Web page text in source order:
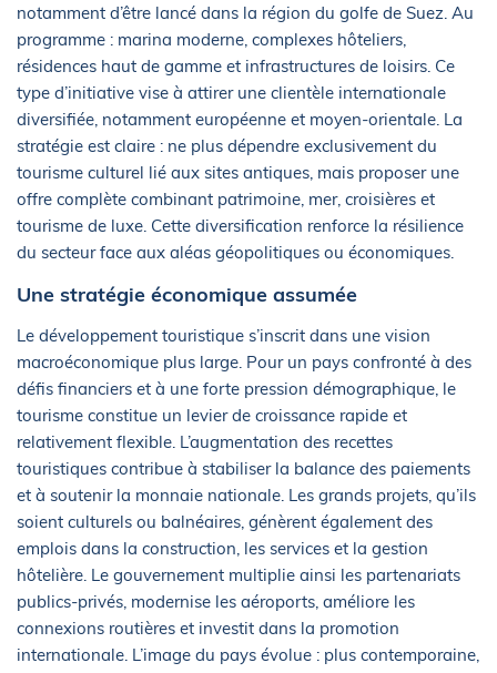
notamment d’être lancé dans la région du golfe de Suez. Au
programme : marina moderne, complexes hôteliers,
résidences haut de gamme et infrastructures de loisirs. Ce
type d’initiative vise à attirer une clientèle internationale
diversifiée, notamment européenne et moyen-orientale. La
stratégie est claire : ne plus dépendre exclusivement du
tourisme culturel lié aux sites antiques, mais proposer une
offre complète combinant patrimoine, mer, croisières et
tourisme de luxe. Cette diversification renforce la résilience
du secteur face aux aléas géopolitiques ou économiques.
Une stratégie économique assumée
Le développement touristique s’inscrit dans une vision
macroéconomique plus large. Pour un pays confronté à des
défis financiers et à une forte pression démographique, le
tourisme constitue un levier de croissance rapide et
relativement flexible. L’augmentation des recettes
touristiques contribue à stabiliser la balance des paiements
et à soutenir la monnaie nationale. Les grands projets, qu’ils
soient culturels ou balnéaires, génèrent également des
emplois dans la construction, les services et la gestion
hôtelière. Le gouvernement multiplie ainsi les partenariats
publics-privés, modernise les aéroports, améliore les
connexions routières et investit dans la promotion
internationale. L’image du pays évolue : plus contemporaine,